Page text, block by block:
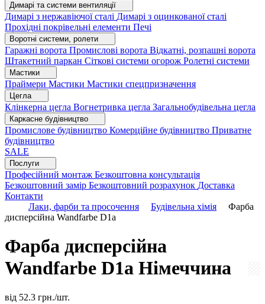
Димарі та системи вентиляції
Димарі з нержавіючої сталі Димарі з оцинкованої сталі
Прохідні покрівельні елементи Печі
Воротні системи, ролети
Гаражні ворота Промислові ворота Відкатні, розпашні ворота
Штакетний паркан Сіткові системи огорож Ролетні системи
Мастики
Праймери Мастики Мастики спецпризначення
Цегла
Клінкерна цегла Вогнетривка цегла Загальнобудівельна цегла
Каркасне будівництво
Промислове будівництво Комерційне будівництво Приватне
будівництво
SALE
Послуги
Професійний монтаж Безкоштовна консультація
Безкоштовний замір Безкоштовний розрахунок Доставка
Контакти
Лаки, фарби та просочення
Будівельна хімія
Фарба
дисперсійна Wandfarbe D1a
Фарба дисперсійна
Wandfarbe D1a Німеччина
від 52.3 грн./шт.